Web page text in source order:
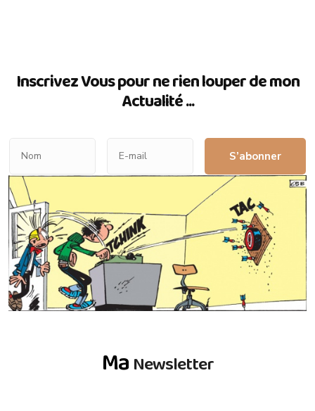
Inscrivez Vous pour ne rien louper de mon
Actualité ...
S’abonner
Ma Newsletter